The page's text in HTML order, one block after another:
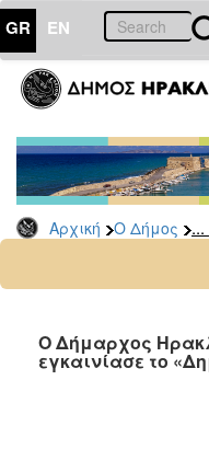
GR EN
Αρχική Ο Δήμος ...
ΔΗΜΟΣ
Δελτία
Τύπου
Αρχείο
2026
2024
2022
O Δήμαρχος
εγκαινίασε το